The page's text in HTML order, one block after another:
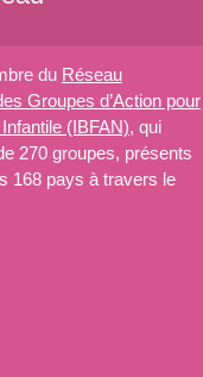
du Réseau
Groupes d’Action pour
(IBFAN), qui
270 groupes, présents
168 pays à travers le